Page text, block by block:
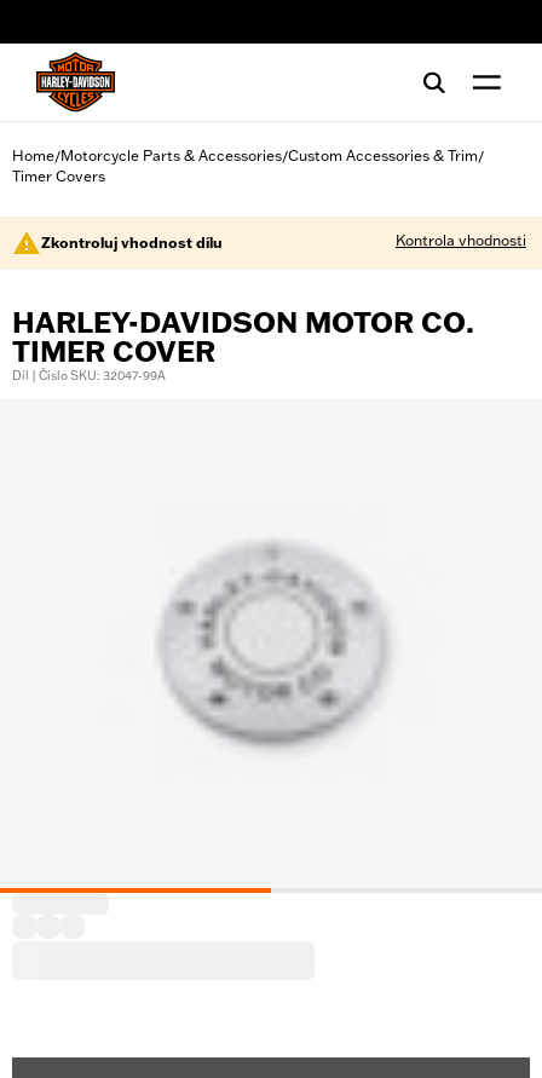
Home/Motorcycle Parts & Accessories/Custom Accessories & Trim/
Timer Covers
Zkontroluj vhodnost dílu Kontrola vhodnosti
HARLEY-DAVIDSON MOTOR CO.
TIMER COVER
Díl | Číslo SKU: 32047-99A